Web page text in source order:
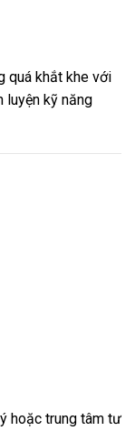
quá khắt khe với
luyện kỹ năng
hoặc trung tâm tư